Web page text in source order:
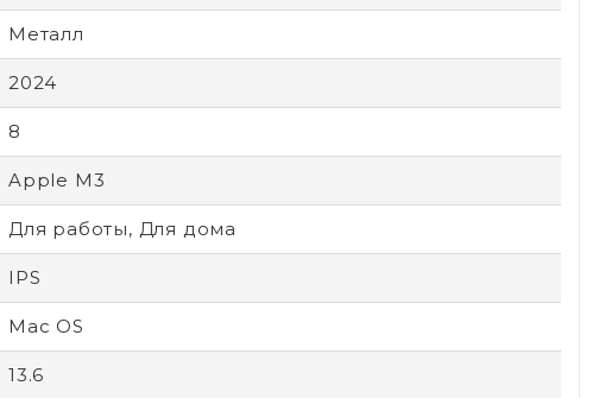
Металл
2024
8
Apple M3
Для работы, Для дома
IPS
Mac OS
13.6